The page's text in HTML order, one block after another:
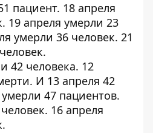
пациент. 18 апреля
. 19 апреля умерли 23
умерли 36 человек. 21
.
42 человека. 12
. И 13 апреля 42
47 пациентов.
. 16 апреля
.